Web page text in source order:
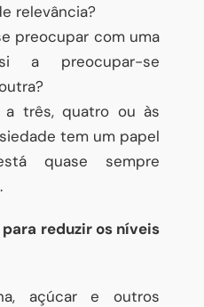
relevância?
preocupar com uma
a preocupar-se
a três, quatro ou às
tem um papel
quase sempre
reduzir os níveis
açúcar e outros